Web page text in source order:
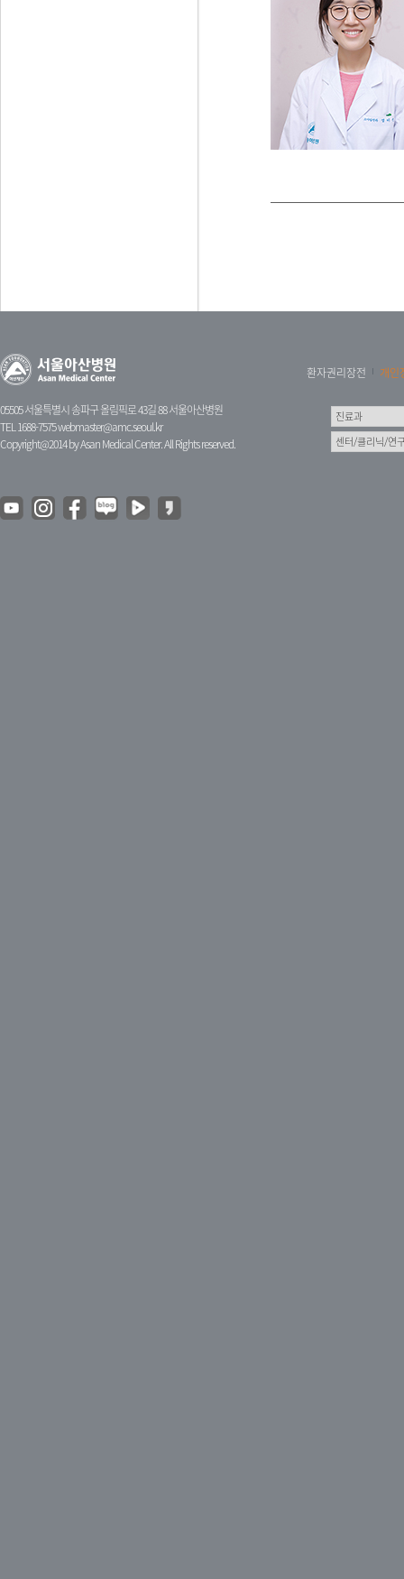
05505 서울특별시 송파구 올림픽로 43길 88 서울아산병원
TEL 1688-7575webmaster@amc.seoul.kr
Copyright@2014 by Asan Medical Center. All Rights reserved.
환자권리장전 개인